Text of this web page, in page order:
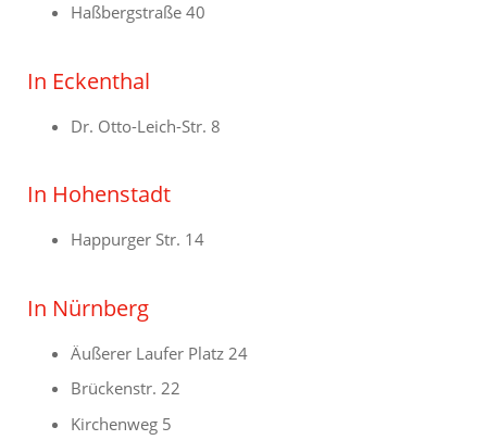
Haßbergstraße 40
In Eckenthal
Dr. Otto-Leich-Str. 8
In Hohenstadt
Happurger Str. 14
In Nürnberg
Äußerer Laufer Platz 24
Brückenstr. 22
Kirchenweg 5